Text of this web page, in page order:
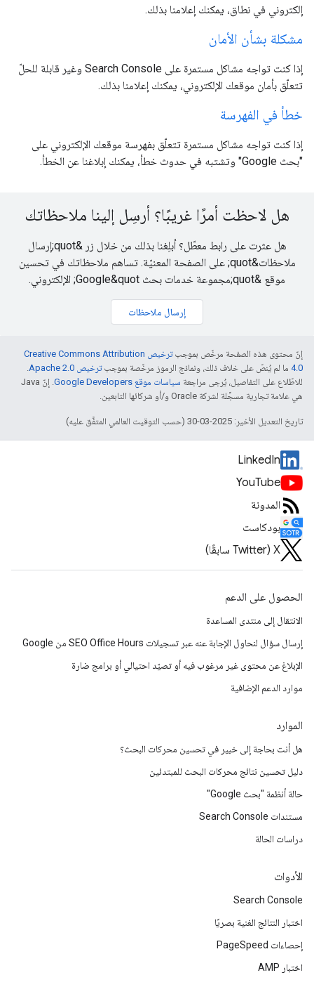
إلكتروني في نطاق، يمكنك إعلامنا بذلك.
مشكلة بشأن الأمان
إذا كنت تواجه مشاكل مستمرة على Search Console وغير قابلة للحلّ
تتعلّق بأمان موقعك الإلكتروني، يمكنك إعلامنا بذلك.
خطأ في الفهرسة
إذا كنت تواجه مشاكل مستمرة تتعلّق بفهرسة موقعك الإلكتروني على
"بحث Google" وتشتبه في حدوث خطأ، يمكنك إبلاغنا عن الخطأ.
هل لاحظت أمرًا غريبًا؟ أرسِل إلينا ملاحظاتك
هل عثرت على رابط معطّل؟ أبلِغنا بذلك من خلال زر &quot;إرسال
ملاحظات&quot; على الصفحة المعنيّة. تساهم ملاحظاتك في تحسين
موقع &quot;مجموعة خدمات بحث Google&quot; الإلكتروني.
إرسال ملاحظات
إنّ محتوى هذه الصفحة مرخّص بموجب
ترخيص Creative Commons Attribution
4.0‏ ما لم يُنصّ على خلاف ذلك، ونماذج الرموز مرخّصة بموجبترخيص Apache 2.0‏
للاطّلاع على التفاصيل، يُرجى مراجعة سياسات موقع Google Developers‏
. إنّ Java
هي علامة تجارية مسجَّلة لشركة Oracle و/أو شركائها التابعين.
تاريخ التعديل الأخير: 2025-03-30 (حسب التوقيت العالمي المتفَّق عليه)
LinkedIn
YouTube
المدونة
بودكاست
‫X ‏(Twitter سابقًا)
الحصول على الدعم
الانتقال إلى منتدى المساعدة
إرسال سؤال لنحاول الإجابة عنه عبر تسجيلات SEO Office Hours من Google
الإبلاغ عن محتوى غير مرغوب فيه أو تصيّد احتيالي أو برامج ضارة
موارد الدعم الإضافية
الموارد
هل أنت بحاجة إلى خبير في تحسين محركات البحث؟
دليل تحسين نتائج محركات البحث للمبتدئين
حالة أنظمة "بحث Google"
مستندات Search Console
دراسات الحالة
الأدوات
Search Console
اختبار النتائج الغنية بصريًا
إحصاءات PageSpeed
اختبار AMP